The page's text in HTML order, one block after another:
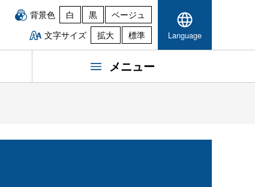
背景色 白 黒
ベージュ
文字サイズ
拡大 標準 Language
メニュー